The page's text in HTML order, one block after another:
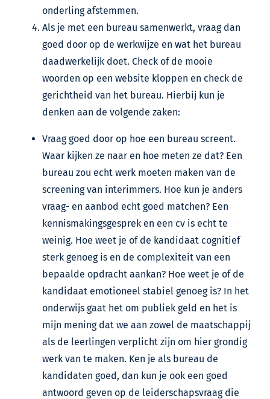
onderling afstemmen.
Als je met een bureau samenwerkt, vraag dan
goed door op de werkwijze en wat het bureau
daadwerkelijk doet. Check of de mooie
woorden op een website kloppen en check de
gerichtheid van het bureau. Hierbij kun je
denken aan de volgende zaken:
Vraag goed door op hoe een bureau screent.
Waar kijken ze naar en hoe meten ze dat? Een
bureau zou echt werk moeten maken van de
screening van interimmers. Hoe kun je anders
vraag- en aanbod echt goed matchen? Een
kennismakingsgesprek en een cv is echt te
weinig. Hoe weet je of de kandidaat cognitief
sterk genoeg is en de complexiteit van een
bepaalde opdracht aankan? Hoe weet je of de
kandidaat emotioneel stabiel genoeg is? In het
onderwijs gaat het om publiek geld en het is
mijn mening dat we aan zowel de maatschappij
als de leerlingen verplicht zijn om hier grondig
werk van te maken. Ken je als bureau de
kandidaten goed, dan kun je ook een goed
antwoord geven op de leiderschapsvraag die